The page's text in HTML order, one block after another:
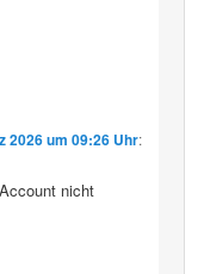
2026 um 09:26 Uhr:
nicht